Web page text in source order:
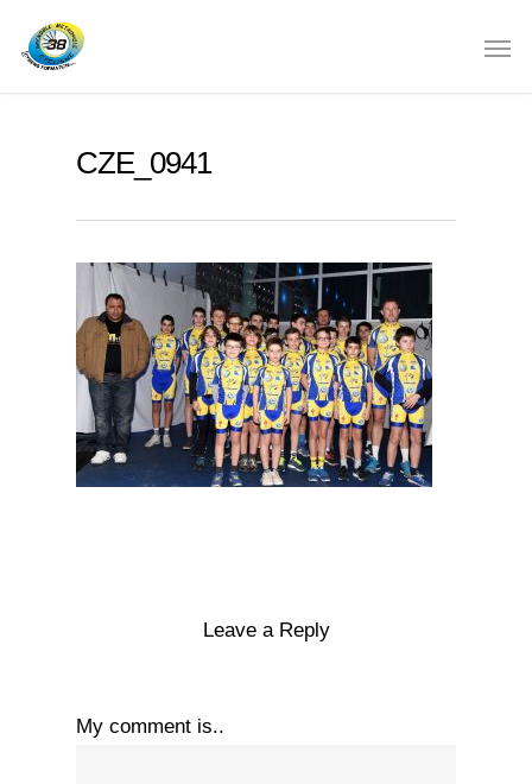
CZE_0941
Leave a Reply
My comment is..